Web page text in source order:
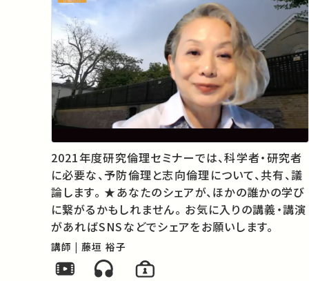
2021年度研究倫理セミナーでは、科学者・研究者
に必要な、予防倫理と志向倫理について、共有、議
論します。 ★あなたのシェアが、ほかの誰かの学び
に繋がるかもしれません。 お気に入りの講義・講演
があればSNSなどでシェアをお願いします。
講師 | 藤垣 裕子